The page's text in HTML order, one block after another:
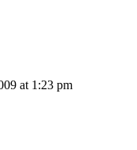
at 1:23 pm